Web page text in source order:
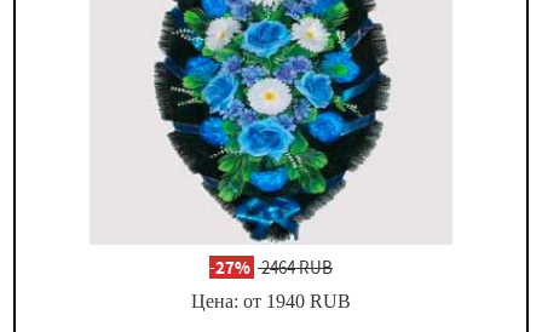
-27% 2464 RUB
Цена: от 1940 RUB